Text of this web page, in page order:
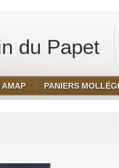
du Papet
AMAP PANIERS